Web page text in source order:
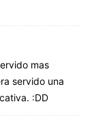
mas
servido una
:DD